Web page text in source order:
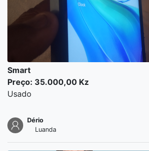
Smart
Preço: 35.000,00 Kz
Usado
Dério
Luanda